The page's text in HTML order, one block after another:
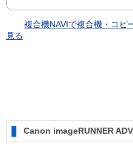
複合機NAVIで複合機・コピ
見る
Canon imageRUNNER